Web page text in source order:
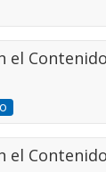
el Contenido
el Contenido